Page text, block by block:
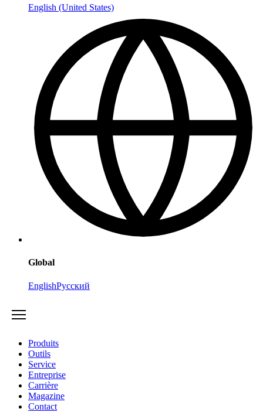
English (United States)
Global
EnglishРусский
Produits
Outils
Service
Entreprise
Carrière
Magazine
Contact